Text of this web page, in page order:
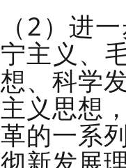
（2）进
宁主义、
想、科学
主义思想
革的一系